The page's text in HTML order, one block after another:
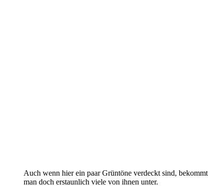
Auch wenn hier ein paar Grüntöne verdeckt sind, bekommt
man doch erstaunlich viele von ihnen unter.